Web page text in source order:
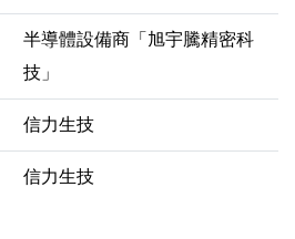
半導體設備商「旭宇騰精密科
技」
信力生技
信力生技